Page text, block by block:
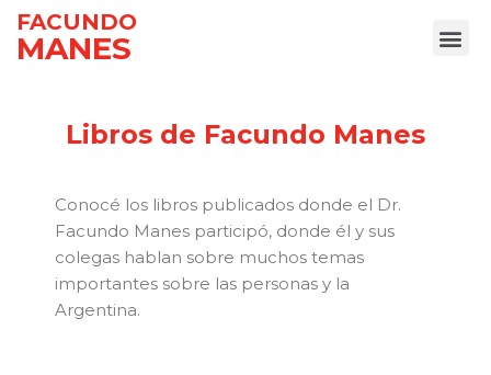
Ir
FACUNDO
MANES
Libros de Facundo Manes
Conocé los libros publicados donde el Dr.
Facundo Manes participó, donde él y sus
colegas hablan sobre muchos temas
importantes sobre las personas y la
Argentina.